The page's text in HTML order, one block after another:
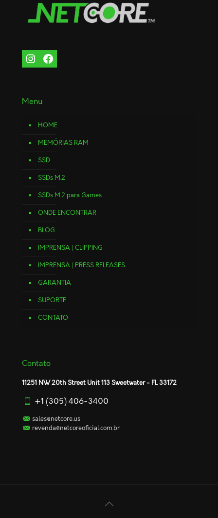
Menu
HOME
MEMÓRIAS RAM
SSD
SSDs M.2
SSDs M.2 para Games
ONDE ENCONTRAR
BLOG
IMPRENSA | CLIPPING
IMPRENSA | PRESS RELEASES
GARANTIA
SUPORTE
CONTATO
Contato
11251 NW 20th Street Unit 113 Sweetwater - FL 33172
+1 (305) 406-3400
sales@netcore.us
revenda@netcoreoficial.com.br